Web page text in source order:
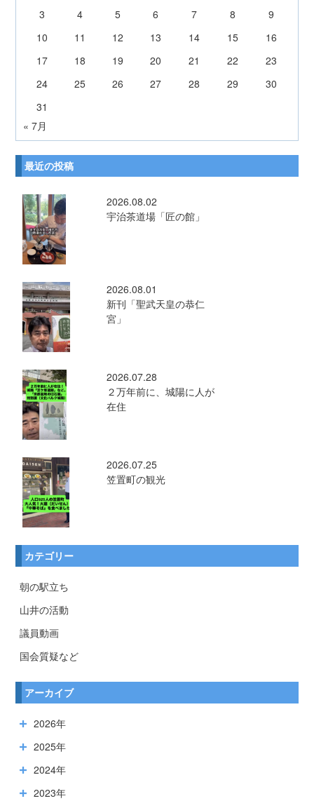
3 4 5 6 7 8
9
10
11 12 13 14 15
16
17
18 19 20 21 22
23
24
25 26 27 28 29
30
31
« 7月
最近の投稿
2026.08.02
宇治茶道場「匠の館」
2026.08.01
新刊「聖武天皇の恭仁
宮」
2026.07.28
２万年前に、城陽に人が
在住
2026.07.25
笠置町の観光
カテゴリー
朝の駅立ち
山井の活動
議員動画
国会質疑など
アーカイブ
2026年
2025年
2024年
2023年